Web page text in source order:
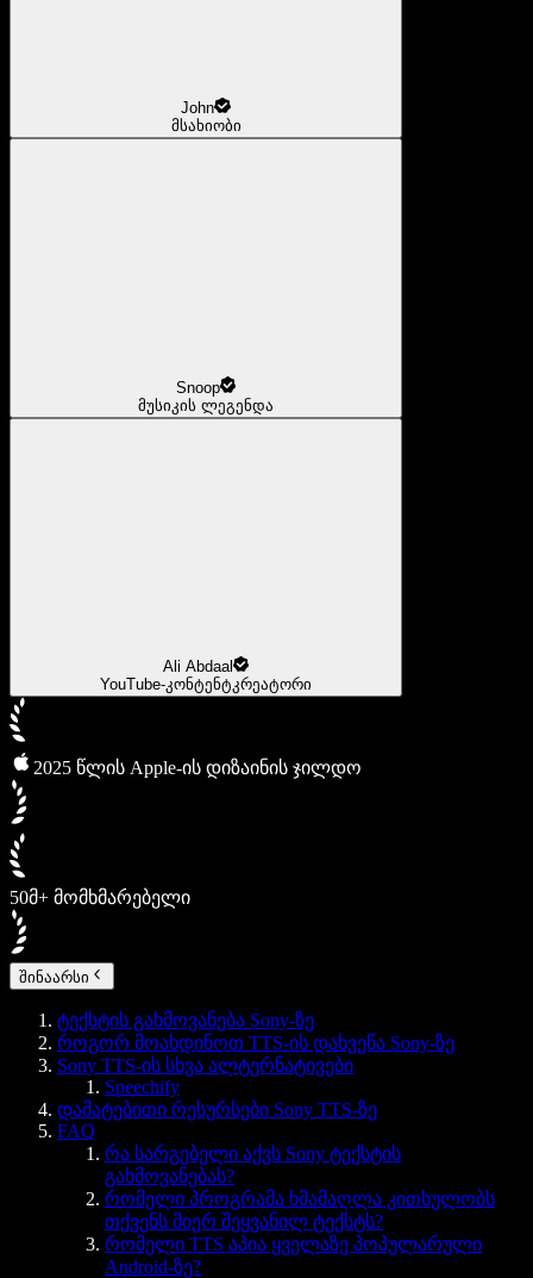
John
მსახიობი
Snoop
მუსიკის ლეგენდა
Ali Abdaal
YouTube-კონტენტკრეატორი
2025 წლის Apple-ის დიზაინის ჯილდო
50მ+ მომხმარებელი
შინაარსი
ტექსტის გახმოვანება Sony-ზე
როგორ მოახდინოთ TTS-ის დახვეწა Sony-ზე
Sony TTS-ის სხვა ალტერნატივები
Speechify
დამატებითი რესურსები Sony TTS-ზე
FAQ
რა სარგებელი აქვს Sony ტექსტის
გახმოვანებას?
რომელი პროგრამა ხმამაღლა კითხულობს
თქვენს მიერ შეყვანილ ტექსტს?
რომელი TTS აპია ყველაზე პოპულარული
Android-ზე?